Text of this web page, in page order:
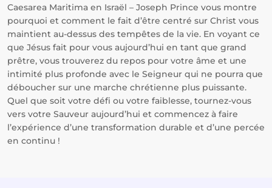
Caesarea Maritima en Israël – Joseph Prince vous montre
pourquoi et comment le fait d’être centré sur Christ vous
maintient au-dessus des tempêtes de la vie. En voyant ce
que Jésus fait pour vous aujourd’hui en tant que grand
prêtre, vous trouverez du repos pour votre âme et une
intimité plus profonde avec le Seigneur qui ne pourra que
déboucher sur une marche chrétienne plus puissante.
Quel que soit votre défi ou votre faiblesse, tournez-vous
vers votre Sauveur aujourd’hui et commencez à faire
l’expérience d’une transformation durable et d’une percée
en continu !